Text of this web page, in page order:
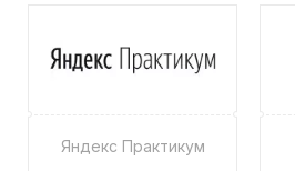
Яндекс Практикум